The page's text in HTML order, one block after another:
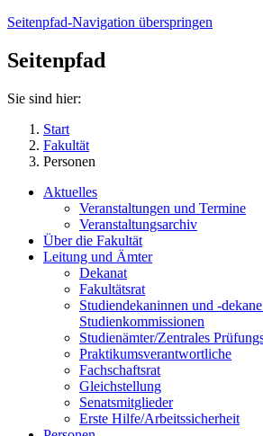
Seitenpfad-Navigation überspringen
Seitenpfad
Sie sind hier:
Start
Fakultät
Personen
Aktuelles
Veranstaltungen und Termine
Veranstaltungsarchiv
Über die Fakultät
Leitung und Ämter
Dekanat
Fakultätsrat
Studiendekaninnen und -
Studienkommissionen
Studienämter/Zentrales
Praktikumsverantwortliche
Fachschaftsrat
Gleichstellung
Senatsmitglieder
Erste Hilfe/Arbeitssicherheit